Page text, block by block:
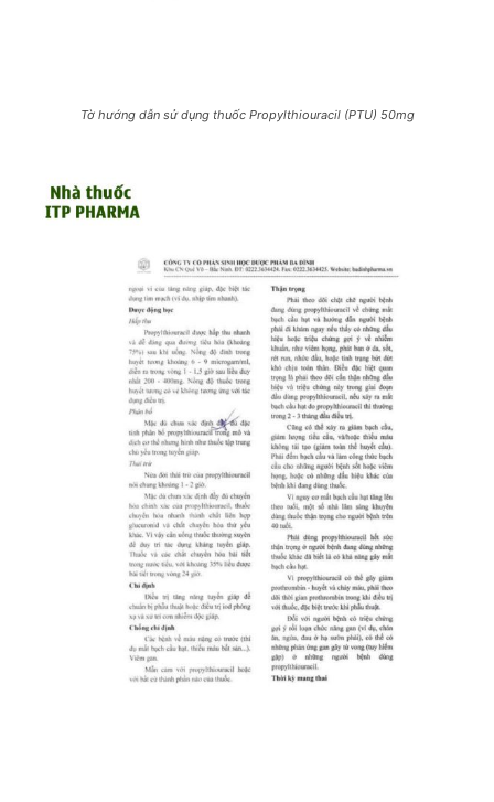
Tờ hướng dẫn sử dụng thuốc Propylthiouracil (PTU) 50mg